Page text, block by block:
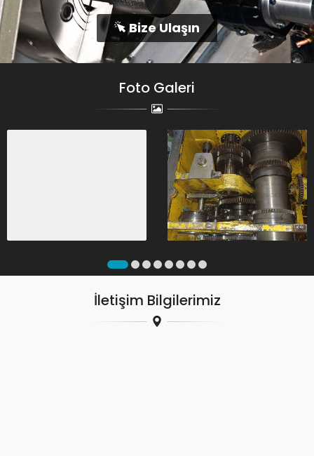
Bize Ulaşın
Foto Galeri
İletişim Bilgilerimiz